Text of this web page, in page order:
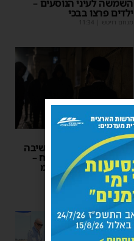
השמשה לעיני הנוסעים –
ילדים פרצו בבכי
מנחם דויטש 11:34
פירות ההסתה
אימה באשדוד: בחור ישיבה
בן 13 נשדד באיומי רצח –
המשטרה הקימה צח”מ
מנחם דויטש